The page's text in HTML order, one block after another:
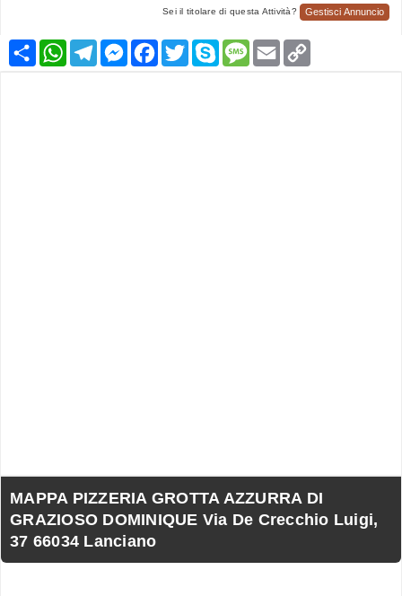
Sei il titolare di questa Attività? Gestisci Annuncio
CondividiWhatsApp
TelegramMessenger
Facebook
TwitterSkypeMessage
Email
MAPPA PIZZERIA GROTTA AZZURRA DI
GRAZIOSO DOMINIQUE Via De Crecchio Luigi,
37 66034 Lanciano